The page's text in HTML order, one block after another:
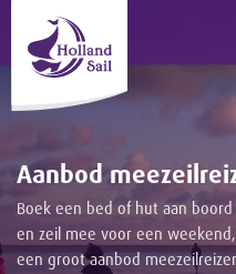
Aanbod
Boek een bed of hut aan boord
en zeil mee voor een
een groot aanbod